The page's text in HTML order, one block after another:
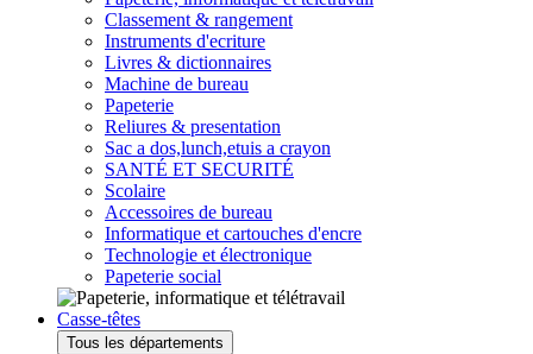
Classement & rangement
Instruments d'ecriture
Livres & dictionnaires
Machine de bureau
Papeterie
Reliures & presentation
Sac a dos,lunch,etuis a crayon
SANTÉ ET SECURITÉ
Scolaire
Accessoires de bureau
Informatique et cartouches d'encre
Technologie et électronique
Papeterie social
Casse-têtes
Tous les départements